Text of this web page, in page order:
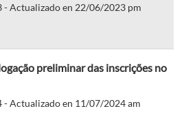
Actualizado en 22/06/2023 pm
preliminar das inscrições no
Actualizado en 11/07/2024 am